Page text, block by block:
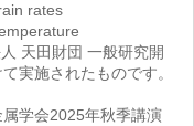
rates
田財団 一般研究開
実施されたものです。
学会2025年秋季講演